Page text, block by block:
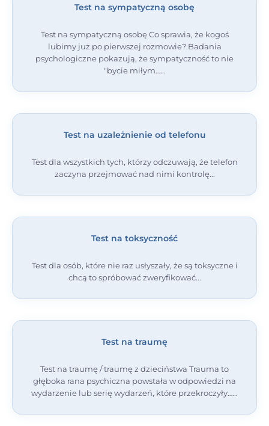
Test na sympatyczną osobę
Test na sympatyczną osobę Co sprawia, że kogoś
lubimy już po pierwszej rozmowie? Badania
psychologiczne pokazują, że sympatyczność to nie
"bycie miłym…
Test na uzależnienie od telefonu
Test dla wszystkich tych, którzy odczuwają, że telefon
zaczyna przejmować nad nimi kontrolę
Test na toksyczność
Test dla osób, które nie raz usłyszały, że są toksyczne i
chcą to spróbować zweryfikować
Test na traumę
Test na traumę / traumę z dzieciństwa Trauma to
głęboka rana psychiczna powstała w odpowiedzi na
wydarzenie lub serię wydarzeń, które przekroczyły…